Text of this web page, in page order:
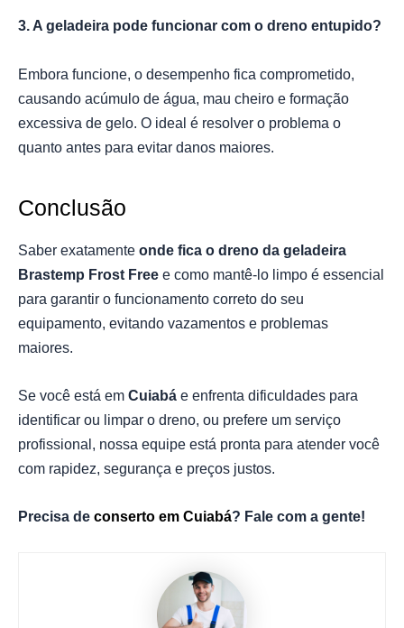
3. A geladeira pode funcionar com o dreno entupido?
Embora funcione, o desempenho fica comprometido,
causando acúmulo de água, mau cheiro e formação
excessiva de gelo. O ideal é resolver o problema o
quanto antes para evitar danos maiores.
Conclusão
Saber exatamente onde fica o dreno da geladeira
Brastemp Frost Free e como mantê-lo limpo é essencial
para garantir o funcionamento correto do seu
equipamento, evitando vazamentos e problemas
maiores.
Se você está em Cuiabá e enfrenta dificuldades para
identificar ou limpar o dreno, ou prefere um serviço
profissional, nossa equipe está pronta para atender você
com rapidez, segurança e preços justos.
Precisa de conserto em Cuiabá? Fale com a gente!